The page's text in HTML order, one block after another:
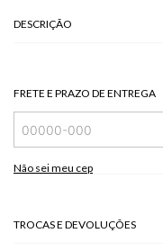
DESCRIÇÃO
74 % POLIESTER + 20 %
FRETE E PRAZO DE ENTREGA
Não sei meu cep
TROCAS E DEVOLUÇÕES